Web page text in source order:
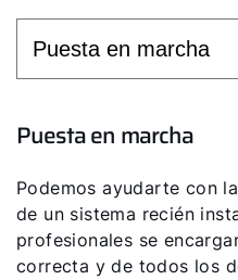
Puesta en marcha
Podemos ayudarte con
de un sistema recién
profesionales se
correcta y de todos los